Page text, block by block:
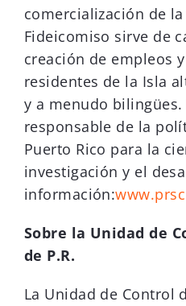
comercialización de
Fideicomiso sirve de
creación de empleos
residentes de la Isla
y a menudo bilingües.
responsable de la
Puerto Rico para la
investigación y el
información:
Sobre la Unidad de
de P.R.
La Unidad de Control